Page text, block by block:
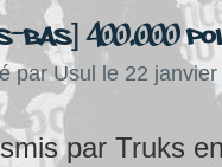
Bas] 400.000
par Usul le 22 janvier
par Truks